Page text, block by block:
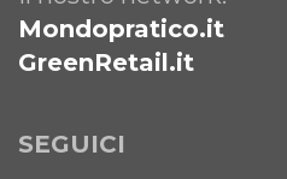
Mondopratico.it
GreenRetail.it
SEGUICI